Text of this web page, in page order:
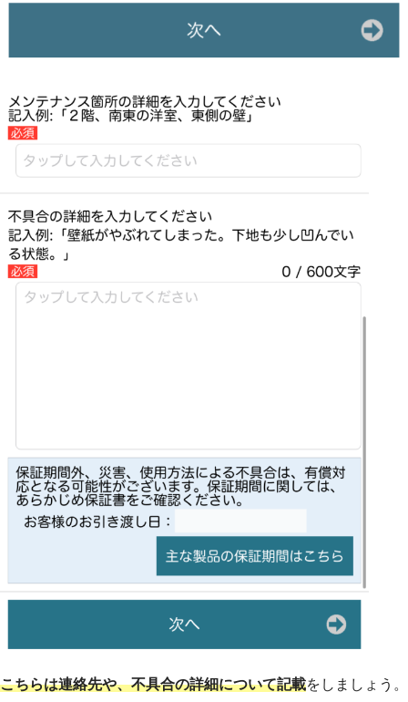
こちらは連絡先や、不具合の詳細について記載をしましょう。